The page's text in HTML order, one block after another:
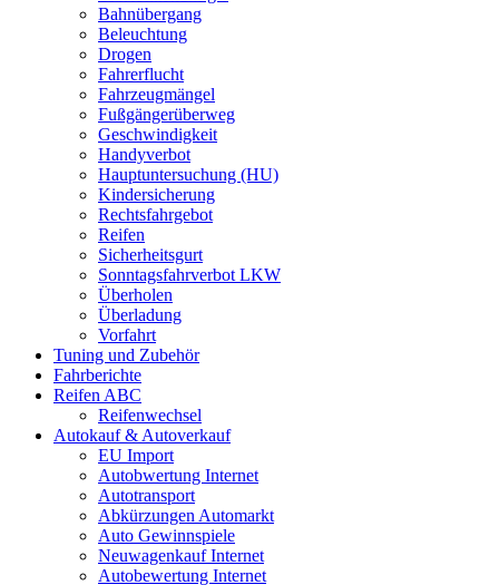
Bahnübergang
Beleuchtung
Drogen
Fahrerflucht
Fahrzeugmängel
Fußgängerüberweg
Geschwindigkeit
Handyverbot
Hauptuntersuchung (HU)
Kindersicherung
Rechtsfahrgebot
Reifen
Sicherheitsgurt
Sonntagsfahrverbot LKW
Überholen
Überladung
Vorfahrt
Tuning und Zubehör
Fahrberichte
Reifen ABC
Reifenwechsel
Autokauf & Autoverkauf
EU Import
Autobwertung Internet
Autotransport
Abkürzungen Automarkt
Auto Gewinnspiele
Neuwagenkauf Internet
Autobewertung Internet